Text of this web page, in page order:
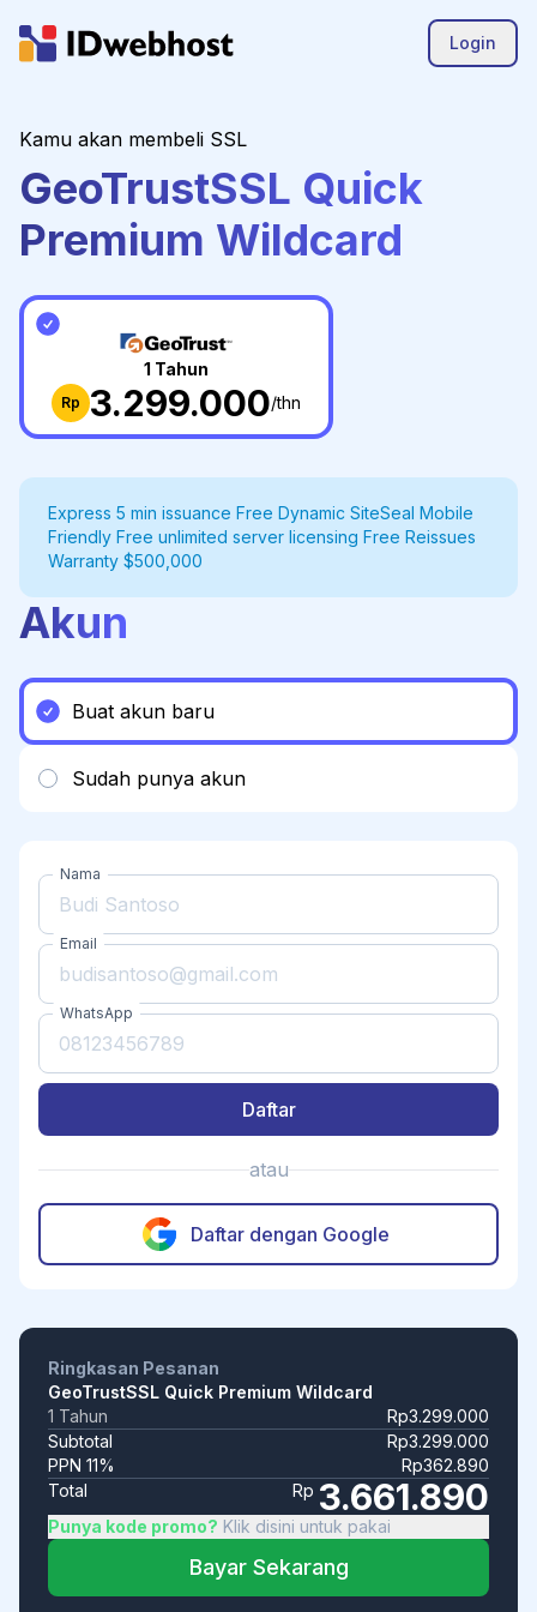
Login
Kamu akan membeli SSL
GeoTrustSSL Quick
Premium Wildcard
1 Tahun
Rp 3.299.000/thn
Express 5 min issuance Free Dynamic SiteSeal Mobile
Friendly Free unlimited server licensing Free Reissues
Warranty $500,000
Akun
Buat akun baru
Sudah punya akun
Nama
Email
WhatsApp
Daftar
atau
Daftar dengan Google
Ringkasan Pesanan
GeoTrustSSL Quick Premium Wildcard
1 Tahun
Rp3.299.000
Subtotal
Rp3.299.000
PPN 11%
Rp362.890
Total
Rp 3.661.890
Punya kode promo? Klik disini untuk pakai
Bayar Sekarang